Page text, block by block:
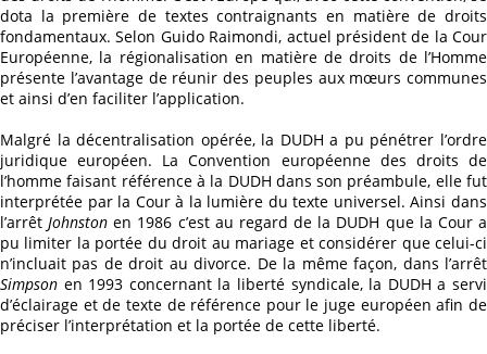
dota la première de textes contraignants en matière de droits
fondamentaux. Selon Guido Raimondi, actuel président de la Cour
Européenne, la régionalisation en matière de droits de l’Homme
présente l’avantage de réunir des peuples aux mœurs communes
et ainsi d’en faciliter l’application.
Malgré la décentralisation opérée, la DUDH a pu pénétrer l’ordre
juridique européen. La Convention européenne des droits de
l’homme faisant référence à la DUDH dans son préambule, elle fut
interprétée par la Cour à la lumière du texte universel. Ainsi dans
l’arrêt Johnston en 1986 c’est au regard de la DUDH que la Cour a
pu limiter la portée du droit au mariage et considérer que celui-ci
n’incluait pas de droit au divorce. De la même façon, dans l’arrêt
Simpson en 1993 concernant la liberté syndicale, la DUDH a servi
d’éclairage et de texte de référence pour le juge européen afin de
préciser l’interprétation et la portée de cette liberté.